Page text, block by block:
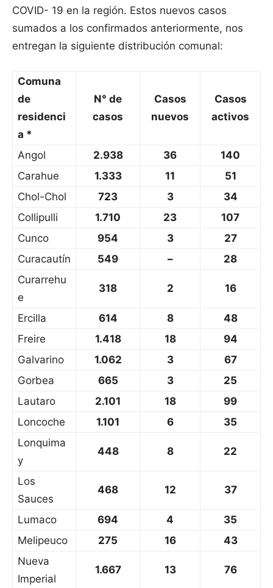
COVID- 19 en la región. Estos nuevos casos
sumados a los confirmados anteriormente, nos
entregan la siguiente distribución comunal:
Comuna
de
residenci
a *
N° de
casos
Casos
nuevos
Casos
activos
Angol 2.938 36
140
Carahue
1.333 11
51
Chol-Chol
723 3
34
Collipulli
1.710 23
107
Cunco
954 3
27
Curacautín
549 –
28
Curarrehu
e
318 2 16
Ercilla 614 8
48
Freire
1.418 18
94
Galvarino
1.062 3
67
Gorbea
665 3
25
Lautaro
2.101 18
99
Loncoche
1.101 6
35
Lonquima
y
448 8 22
Los
Sauces
468 12 37
Lumaco 694 4
35
Melipeuco
275 16
43
Nueva
Imperial
1.667 13 76